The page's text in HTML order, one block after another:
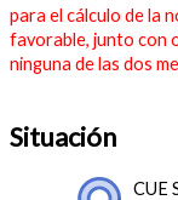
para el cálculo de la
favorable, junto con
ninguna de las dos
Situación
CUE